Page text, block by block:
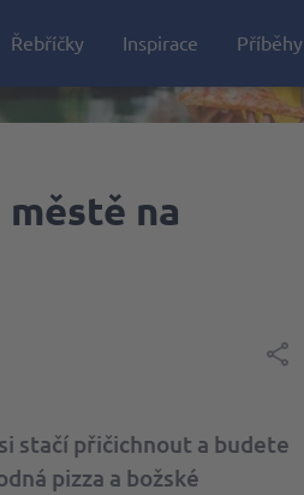
Řebříčky Inspirace Příběhy
na
stačí přičichnout a budete
pizza a božské